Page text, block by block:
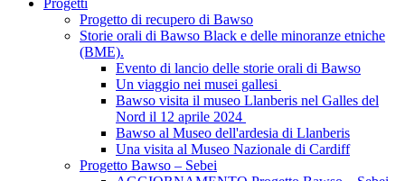
Progetti
Progetto di recupero di Bawso
Storie orali di Bawso Black e delle minoranze etniche
(BME).
Evento di lancio delle storie orali di Bawso
Un viaggio nei musei gallesi
Bawso visita il museo Llanberis nel Galles del
Nord il 12 aprile 2024
Bawso al Museo dell'ardesia di Llanberis
Una visita al Museo Nazionale di Cardiff
Progetto Bawso – Sebei